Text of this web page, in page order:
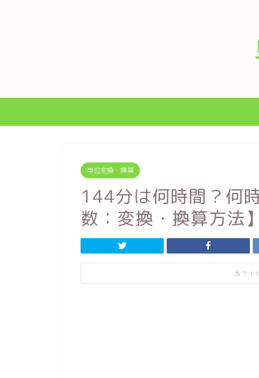
単位変換・換算
144分は何時間？何
数：変換・換算方法】
当サイ